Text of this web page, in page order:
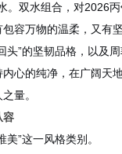
。双水组合，对
容万物的温柔，又有
”的坚韧品格，以及
心的纯净，在广阔天
量。
容
”这一风格类别。